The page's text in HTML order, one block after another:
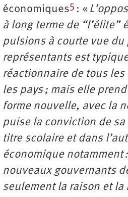
économiques5 : «
à long terme de “l’élite”
pulsions à courte vue du
représentants est
réactionnaire de tous
les pays ; mais elle
forme nouvelle, avec la
puise la conviction de
titre scolaire et dans
économique notamment
nouveaux gouvernants
seulement la raison et la